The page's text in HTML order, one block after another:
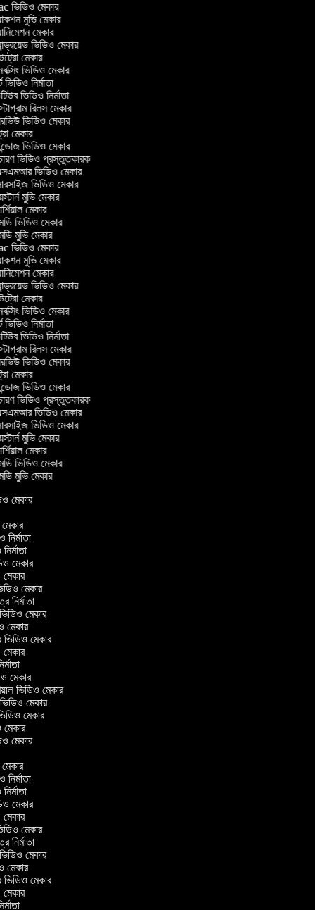
ভিডিও মেকার
মুভি মেকার
মেকার
ভিডিও মেকার
মেকার
ভিডিও মেকার
নির্মাতা
ভিডিও নির্মাতা
রিলস মেকার
ভিডিও মেকার
মেকার
ভিডিও মেকার
ভিডিও প্রস্তুতকারক
ভিডিও মেকার
ভিডিও মেকার
মুভি মেকার
মেকার
ভিডিও মেকার
মুভি মেকার
ভিডিও মেকার
মুভি মেকার
মেকার
ভিডিও মেকার
মেকার
ভিডিও মেকার
নির্মাতা
ভিডিও নির্মাতা
রিলস মেকার
ভিডিও মেকার
মেকার
ভিডিও মেকার
ভিডিও প্রস্তুতকারক
ভিডিও মেকার
ভিডিও মেকার
মুভি মেকার
মেকার
ভিডিও মেকার
মুভি মেকার
মেকার
মেকার
নির্মাতা
মেকার
মেকার
মেকার
নির্মাতা
ভিডিও মেকার
মেকার
ভিডিও মেকার
মেকার
মেকার
ভিডিও মেকার
মেকার
মেকার
মেকার
মেকার
মেকার
নির্মাতা
মেকার
মেকার
মেকার
নির্মাতা
ভিডিও মেকার
মেকার
ভিডিও মেকার
মেকার